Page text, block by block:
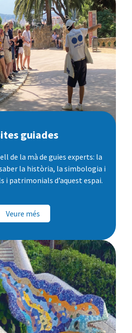
guiades
de la mà de guies experts: la
la història, la simbologia i
i patrimonials d’aquest espai.
Veure més